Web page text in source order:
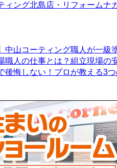
ィング北島店・リフォームナ
中山コーティング職人が一
職人の仕事とは？組立現場の
後悔しない！プロが教える3